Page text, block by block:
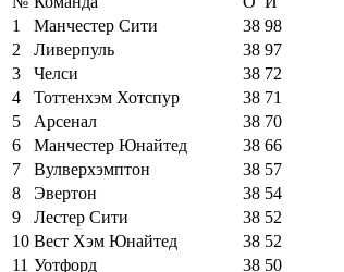
1
Манчестер Сити 38 98
2
Ливерпуль 38 97
3
Челси 38 72
4
Тоттенхэм Хотспур 38 71
5
Арсенал 38 70
6
Манчестер Юнайтед 38 66
7
Вулверхэмптон 38 57
8
Эвертон 38 54
9
Лестер Сити 38 52
10 Вест Хэм Юнайтед 38 52
11 Уотфорд 38 50